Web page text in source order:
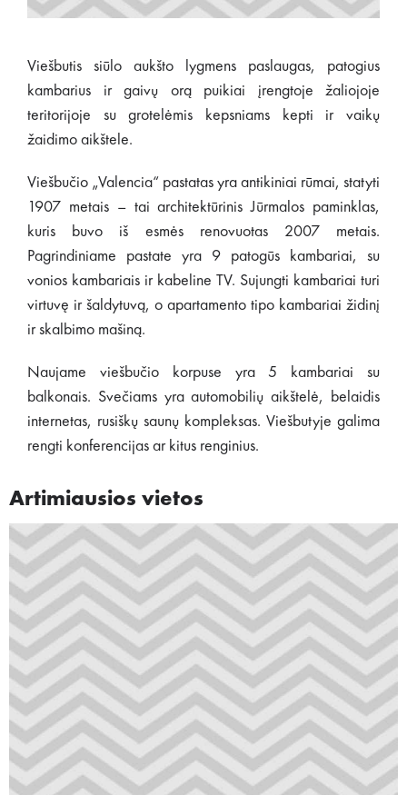
Viešbutis siūlo aukšto lygmens paslaugas, patogius
kambarius ir gaivų orą puikiai įrengtoje žaliojoje
teritorijoje su grotelėmis kepsniams kepti ir vaikų
žaidimo aikštele.
Viešbučio „Valencia“ pastatas yra antikiniai rūmai, statyti
1907 metais – tai architektūrinis Jūrmalos paminklas,
kuris buvo iš esmės renovuotas 2007 metais.
Pagrindiniame pastate yra 9 patogūs kambariai, su
vonios kambariais ir kabeline TV. Sujungti kambariai turi
virtuvę ir šaldytuvą, o apartamento tipo kambariai židinį
ir skalbimo mašiną.
Naujame viešbučio korpuse yra 5 kambariai su
balkonais. Svečiams yra automobilių aikštelė, belaidis
internetas, rusiškų saunų kompleksas. Viešbutyje galima
rengti konferencijas ar kitus renginius.
Artimiausios vietos